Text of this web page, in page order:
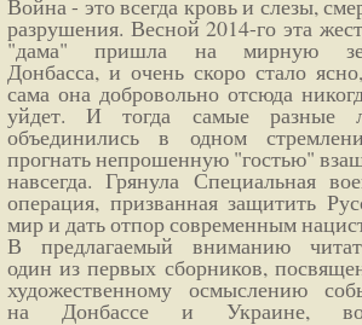
Война - это всегда кровь и слезы,
разрушения. Весной 2014-го эта
"дама" пришла на мирную
Донбасса, и очень скоро стало
сама она добровольно отсюда
уйдет. И тогда самые разные
объединились в одном
прогнать непрошенную "гостью"
навсегда. Грянула Специальная
операция, призванная защитить
мир и дать отпор современным
В предлагаемый вниманию
один из первых сборников,
художественному осмыслению
на Донбассе и Украине,